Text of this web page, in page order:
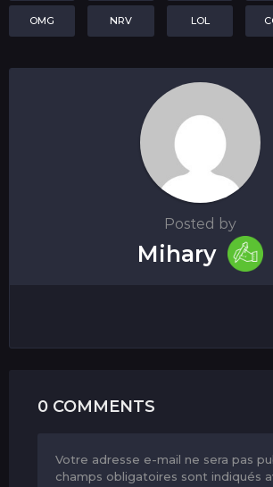
OMG NRV LOL
Posted by
Mihary
0 COMMENTS
Votre adresse e-mail ne sera pas
champs obligatoires sont indiqués